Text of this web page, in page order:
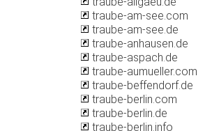
traube-am-see.com
traube-am-see.de
traube-anhausen.de
traube-aspach.de
traube-aumueller.com
traube-beffendorf.de
traube-berlin.com
traube-berlin.de
traube-berlin.info